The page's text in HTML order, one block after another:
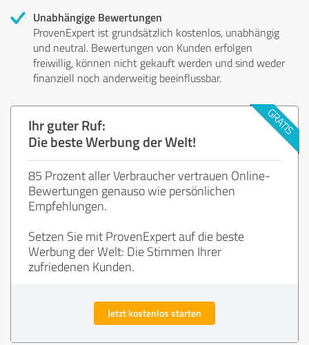
Unabhängige Bewertungen
ProvenExpert ist grundsätzlich kostenlos, unabhängig
und neutral. Bewertungen von Kunden erfolgen
freiwillig, können nicht gekauft werden und sind weder
finanziell noch anderweitig beeinflussbar.
Ihr guter Ruf:
Die beste Werbung der Welt!
85 Prozent aller Verbraucher vertrauen Online-
Bewertungen genauso wie persönlichen
Empfehlungen.
Setzen Sie mit ProvenExpert auf die beste
Werbung der Welt: Die Stimmen Ihrer
zufriedenen Kunden.
Jetzt kostenlos starten